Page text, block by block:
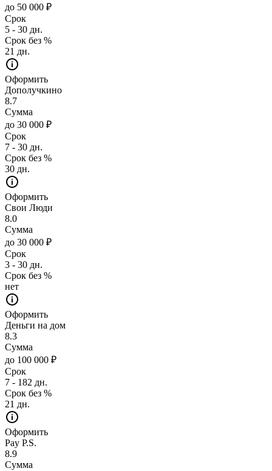
до 50 000 ₽
Срок
5 - 30 дн.
Срок без %
21 дн.
Оформить
Дополучкино
8.7
Сумма
до 30 000 ₽
Срок
7 - 30 дн.
Срок без %
30 дн.
Оформить
Свои Люди
8.0
Сумма
до 30 000 ₽
Срок
3 - 30 дн.
Срок без %
нет
Оформить
Деньги на дом
8.3
Сумма
до 100 000 ₽
Срок
7 - 182 дн.
Срок без %
21 дн.
Оформить
Pay P.S.
8.9
Сумма